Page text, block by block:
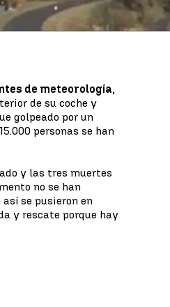
de meteorología,
de su coche y
golpeado por un
personas se han
y las tres muertes
no se han
así se pusieron en
y rescate porque hay